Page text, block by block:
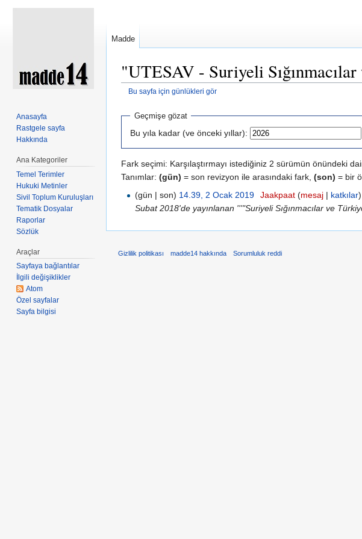
"UTESAV - Suriyeli
Bu sayfa için günlükleri gör
Geçmişe gözat
Bu yıla kadar (ve önceki yıllar):
Fark seçimi: Karşılaştırmayı istediğiniz 2 sürümün önündeki
Tanımlar: (gün) = son revizyon ile arasındaki fark, (son) = bir
(gün | son) 14.39, 2 Ocak 2019 Jaakpaat (mesaj| katkılar)
Subat 2018'de yayınlanan '''"Suriyeli Sığınmacılar ve
Madde
Anasayfa
Rastgele sayfa
Hakkında
Ana Kategoriler
Temel Terimler
Hukuki Metinler
Sivil Toplum Kuruluşları
Tematik Dosyalar
Raporlar
Sözlük
Araçlar
Sayfaya bağlantılar
İlgili değişiklikler
Atom
Özel sayfalar
Sayfa bilgisi
Gizlilik politikası madde14 hakkında Sorumluluk reddi